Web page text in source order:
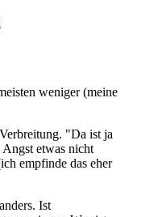
weniger (meine
"Da ist ja
etwas nicht
empfinde das eher
Ist